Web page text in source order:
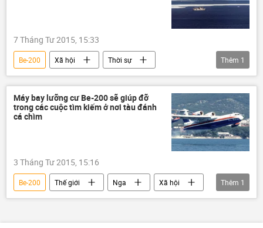
7 Tháng Tư 2015, 15:33
Be-200 Xã hội
Thời sự
Biển Okhotsk
Thêm 1
Máy bay lưỡng cư Be-200 sẽ giúp đỡ
trong các cuộc tìm kiếm ở nơi tàu đánh
cá chìm
3 Tháng Tư 2015, 15:16
Be-200 Thế giới Nga
Xã hội
Thời sự
Thêm 1